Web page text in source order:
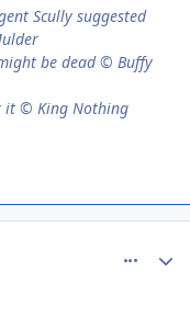
Scully suggested
be dead © Buffy
it © King Nothing